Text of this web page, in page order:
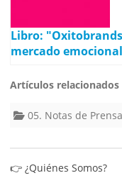
Libro:
mercado
Artículos relacionados
05. Notas de Prensa
👉 ¿Quiénes Somos?